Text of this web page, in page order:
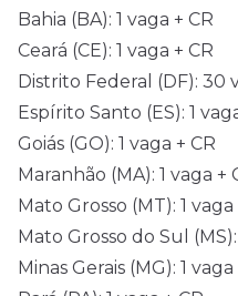
Bahia (BA): 1 vaga + CR
Ceará (CE): 1 vaga + CR
Distrito Federal (DF): 30
Espírito Santo (ES): 1
Goiás (GO): 1 vaga + CR
Maranhão (MA): 1 vaga +
Mato Grosso (MT): 1 vaga
Mato Grosso do Sul (MS):
Minas Gerais (MG): 1 vaga